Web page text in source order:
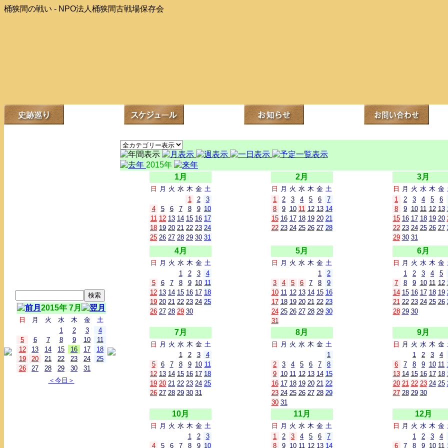
桶狭間の戦い - NPO法人桶狭間古戦場保存会
2015年 7月
日 月 火 水 木 金
土
1
2 3
4
5
6 7 8 9 10
11
12
13 14 15 16 17
18
19
20 21 22 23 24
25
26
27 28 29 30
31
＜今日＞
2015年
1月
日 月 火 水 木 金 土
1
2
3
4
5 6 7 8 9 10
11 12 13 14 15 16 17
18 19 20 21 22 23 24
25 26 27 28 29 30 31
2月
日 月 火 水 木 金 土
1
2 3 4 5 6
7
8
9 10 11 12 13 14
15 16 17 18 19 20 21
22 23 24 25 26 27 28
3月
日 月 火 水 木 金
1
2 3 4 5 6
8
9 10 11 12 13
15 16 17 18 19 20
22 23 24 25 26 27
29 30 31
4月
日 月 火 水 木 金 土
1
2 3
4
5
6 7 8 9 10 11
12 13 14 15 16 17 18
19 20 21 22 23 24 25
26 27 28 29 30
5月
日 月 火 水 木 金 土
1
2
3
4 5 6 7 8
9
10 11 12 13 14 15 16
17 18 19 20 21 22 23
24 25 26 27 28 29 30
31
6月
日 月 火 水 木 金
1
2 3 4 5
7
8 9 10 11 12
14 15 16 17 18 19
21 22 23 24 25 26
28 29 30
7月
日 月 火 水 木 金 土
1
2 3
4
5
6 7 8 9 10 11
12 13 14 15 16 17 18
19 20 21 22 23 24 25
26 27 28 29 30 31
8月
日 月 火 水 木 金 土
1
2
3 4 5 6 7
8
9 10 11 12 13 14 15
16 17 18 19 20 21 22
23 24 25 26 27 28 29
30 31
9月
日 月 火 水 木 金
1
2 3 4
6
7 8 9 10 11
13 14 15 16 17 18
20 21 22 23 24 25
27 28 29 30
10月
日 月 火 水 木 金 土
1
2
3
4
5 6 7 8 9 10
11月
日 月 火 水 木 金 土
1
2 3 4 5 6
7
8
9 10 11 12 13 14
12月
日 月 火 水 木 金
1
2 3 4
6
7 8 9 10 11